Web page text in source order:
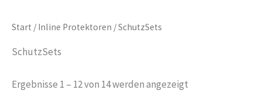
Start / Inline Protektoren / SchutzSets
SchutzSets
Ergebnisse 1 – 12 von 14 werden angezeigt